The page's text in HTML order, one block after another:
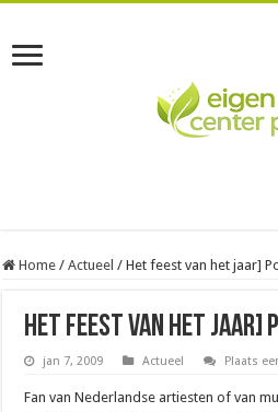
Home / Actueel / Het feest van het jaar]
Het feest van het jaar]
jan 7, 2009 Actueel Plaats
Fan van Nederlandse artiesten of van